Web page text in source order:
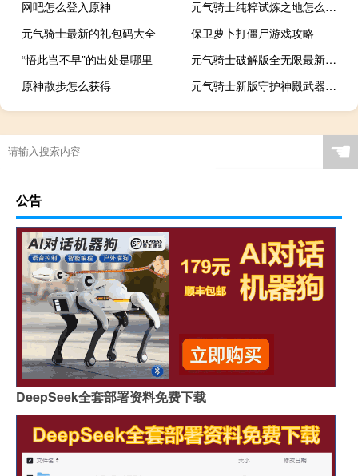
网吧怎么登入原神
元气骑士纯粹试炼之地怎么打战斧
元气骑士最新的礼包码大全
保卫萝卜打僵尸游戏攻略
“悟此岂不早”的出处是哪里
元气骑士破解版全无限最新版2.7.3
原神散步怎么获得
元气骑士新版守护神殿武器最高第级
☚
公告
DeepSeek全套部署资料免费下载